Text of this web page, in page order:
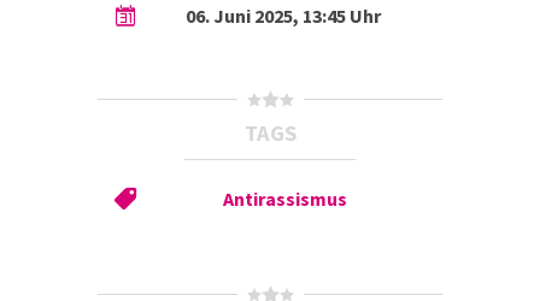
06. Juni 2025, 13:45 Uhr
TAGS
Antirassismus